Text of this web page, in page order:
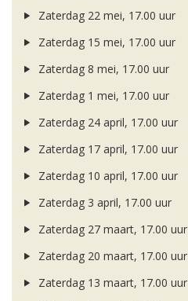
Zaterdag 22 mei, 17.00 uur
Zaterdag 15 mei, 17.00 uur
Zaterdag 8 mei, 17.00 uur
Zaterdag 1 mei, 17.00 uur
Zaterdag 24 april, 17.00 uur
Zaterdag 17 april, 17.00 uur
Zaterdag 10 april, 17.00 uur
Zaterdag 3 april, 17.00 uur
Zaterdag 27 maart, 17.00 uur
Zaterdag 20 maart, 17.00 uur
Zaterdag 13 maart, 17.00 uur